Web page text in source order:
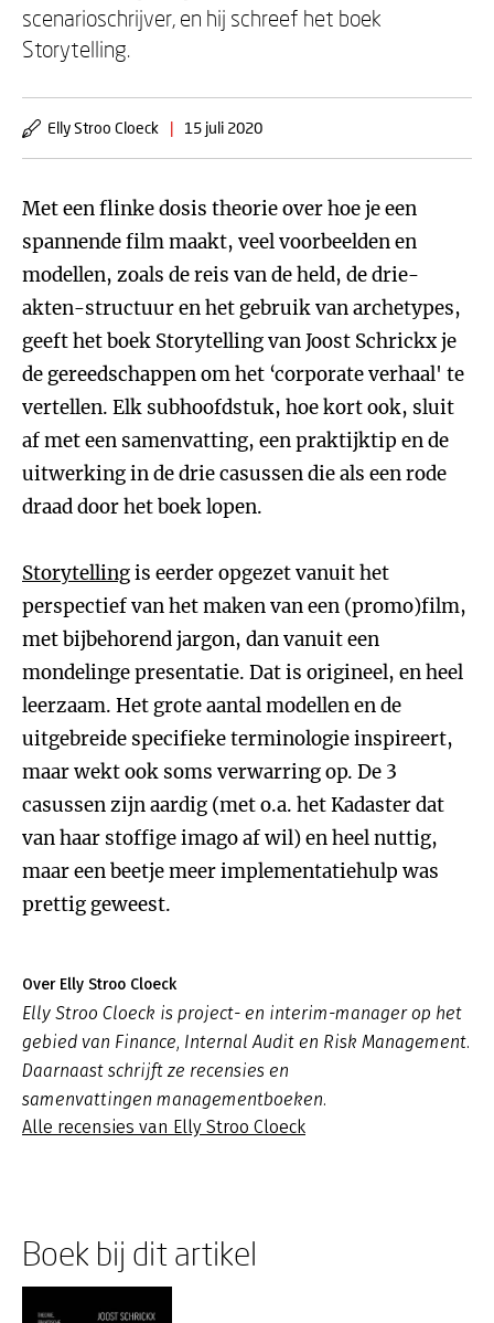
scenarioschrijver, en hij schreef het boek
Storytelling.
Elly Stroo Cloeck | 15 juli 2020
Met een flinke dosis theorie over hoe je een
spannende film maakt, veel voorbeelden en
modellen, zoals de reis van de held, de drie-
akten-structuur en het gebruik van archetypes,
geeft het boek Storytelling van Joost Schrickx je
de gereedschappen om het ‘corporate verhaal' te
vertellen. Elk subhoofdstuk, hoe kort ook, sluit
af met een samenvatting, een praktijktip en de
uitwerking in de drie casussen die als een rode
draad door het boek lopen.
Storytellingis eerder opgezet vanuit het
perspectief van het maken van een (promo)film,
met bijbehorend jargon, dan vanuit een
mondelinge presentatie. Dat is origineel, en heel
leerzaam. Het grote aantal modellen en de
uitgebreide specifieke terminologie inspireert,
maar wekt ook soms verwarring op. De 3
casussen zijn aardig (met o.a. het Kadaster dat
van haar stoffige imago af wil) en heel nuttig,
maar een beetje meer implementatiehulp was
prettig geweest.
Over Elly Stroo Cloeck
Elly Stroo Cloeck is project- en interim-manager op het
gebied van Finance, Internal Audit en Risk Management.
Daarnaast schrijft ze recensies en
samenvattingen managementboeken.
Alle recensies van Elly Stroo Cloeck
Boek bij dit artikel